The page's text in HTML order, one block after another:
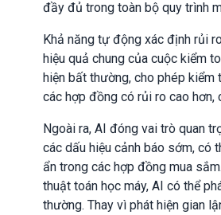
đầy đủ trong toàn bộ quy trình
Khả năng tự động xác định rủi
hiệu quả chung của cuộc kiểm
hiện bất thường, cho phép kiểm
các hợp đồng có rủi ro cao hơn,
Ngoài ra, AI đóng vai trò quan
các dấu hiệu cảnh báo sớm, có
ẩn trong các hợp đồng mua
thuật toán học máy, AI có thể
thường. Thay vì phát hiện gian